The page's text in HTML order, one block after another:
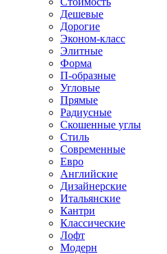
Дешевые
Дорогие
Эконом-класс
Элитные
Форма
П-образные
Угловые
Прямые
Радиусные
Скошенные углы
Стиль
Современные
Евро
Английские
Дизайнерские
Итальянские
Кантри
Классические
Лофт
Модерн